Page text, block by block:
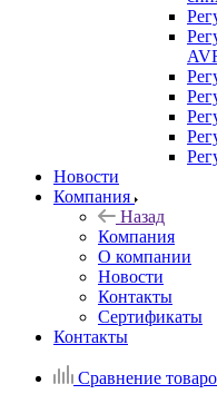
Новости
Компания
Назад
Компания
О компании
Новости
Контакты
Сертификаты
Контакты
Сравнение